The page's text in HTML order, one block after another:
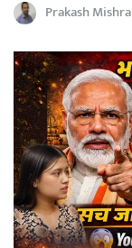
Prakash Mishra